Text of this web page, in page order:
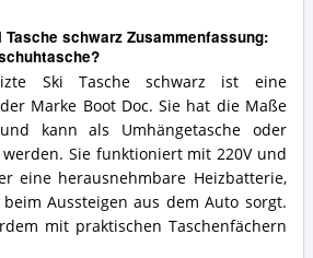
schwarz Zusammenfassung:
Ski Tasche schwarz ist eine
Marke Boot Doc. Sie hat die Maße
kann als Umhängetasche oder
werden. Sie funktioniert mit 220V und
eine herausnehmbare Heizbatterie,
Aussteigen aus dem Auto sorgt.
mit praktischen Taschenfächern